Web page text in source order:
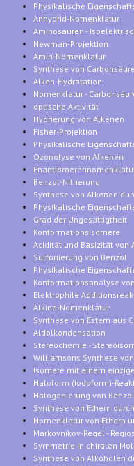
Physikalische
Anhydrid-Nomenklatur
Aminosäuren -
Newman-Projektion
Amin-Nomenklatur
Synthese von
Alken-Hydratation
Nomenklatur -
optische Aktivität
Hydrierung von Alkenen
Fisher-Projektion
Physikalische
Ozonolyse von Alkenen
Benzol-Nitrierung
Synthese von Alkenen
Physikalische
Grad der Ungesättigtheit
Konformationsisomere
Acidität und Basizität von
Sulfonierung von Benzol
Physikalische
Konformationsanalyse
Elektrophile
Alkine-Nomenklatur
Synthese von Estern aus
Aldolkondensation
Stereochemie -
Williamsons Synthese
Isomere mit einem
Haloform (Iodoform)-
Halogenierung von Benzol
Synthese von Ethern
Nomenklatur von Ethern
Markovnikov-Regel -
Symmetrie in chiralen
Synthese von Alkoholen